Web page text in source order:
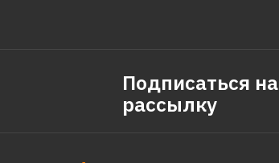
Подписаться на
рассылку